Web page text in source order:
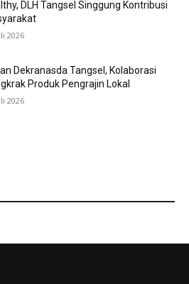
DLH Tangsel Singgung Kontribusi
2026
Dekranasda Tangsel, Kolaborasi
Produk Pengrajin Lokal
2026